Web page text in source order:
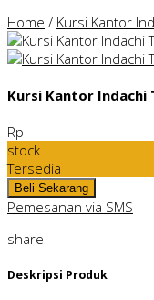
Home / Kursi Kantor
Kursi Kantor Indachi
Rp
stock
Tersedia
Pemesanan via SMS
share
Deskripsi Produk